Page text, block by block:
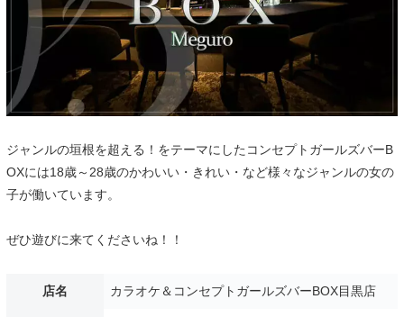
ジャンルの垣根を超える！をテーマにしたコンセプトガールズバーB
OXには18歳～28歳のかわいい・きれい・など様々なジャンルの女の
子が働いています。
ぜひ遊びに来てくださいね！！
店名 カラオケ＆コンセプトガールズバーBOX目黒店